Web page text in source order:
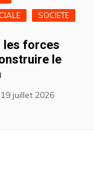
SOCIETE
les forces
le
19 juillet 2026